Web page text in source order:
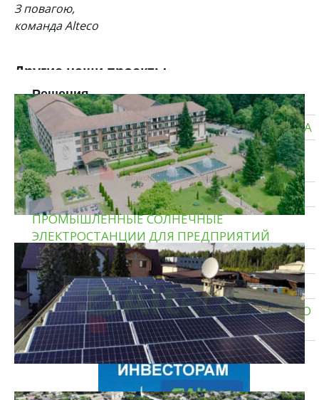
З повагою,
команда Alteco
Решения
СОЛНЕЧНЫЕ ЭЛЕКТРОСТАНЦИИ ДЛЯ БИЗНЕСА
ТИПОВЫЕ СОЛНЕЧНЫЕ ЭЛЕКТРОСТАНЦИИ
ДЛЯ ДОМА
ГИБРИДНЫЕ СОЛНЕЧНЫЕ ЭЛЕКТРОСТАНЦИИ
ПРОМЫШЛЕННЫЕ СОЛНЕЧНЫЕ
ЭЛЕКТРОСТАНЦИИ ДЛЯ ПРЕДПРИЯТИЙ
СОЛНЕЧНЫЕ ЭЛЕКТРОСТАНЦИИ ДЛЯ ДОМА
ТЕПЛОВЫЕ НАСОСЫ ЗЕМЛЯ — ВОДА
СИСТЕМЫ ХРАНЕНИЯ ЭНЕРГИИ И РЕЗЕРВНОГО
ПИТАНИЯ
Другие наши проекты